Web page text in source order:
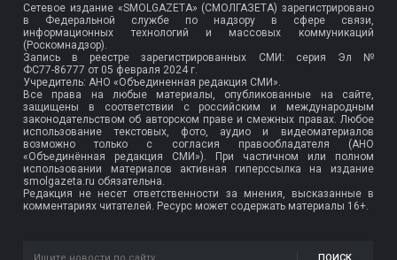
Сетевое издание «SMOLGAZETA» (СМОЛГАЗЕТА) зарегистрировано
в Федеральной службе по надзору в сфере связи,
информационных технологий и массовых коммуникаций
(Роскомнадзор).
Запись в реестре зарегистрированных СМИ: серия Эл №
ФС77-86777 от 05 февраля 2024 г.
Учредитель: АНО «Объединенная редакция СМИ».
Все права на любые материалы, опубликованные на сайте,
защищены в соответствии с российским и международным
законодательством об авторском праве и смежных правах. Любое
использование текстовых, фото, аудио и видеоматериалов
возможно только с согласия правообладателя (АНО
«Объединённая редакция СМИ»). При частичном или полном
использовании материалов активная гиперссылка на издание
smolgazeta.ru обязательна.
Редакция не несет ответственности за мнения, высказанные в
комментариях читателей. Ресурс может содержать материалы 16+.
ПОИСК